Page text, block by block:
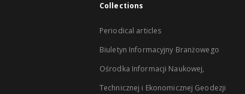
Collections
Periodical articles
Biuletyn Informacyjny Branżowego
Ośrodka Informacji Naukowej,
Technicznej i Ekonomicznej Geodezji